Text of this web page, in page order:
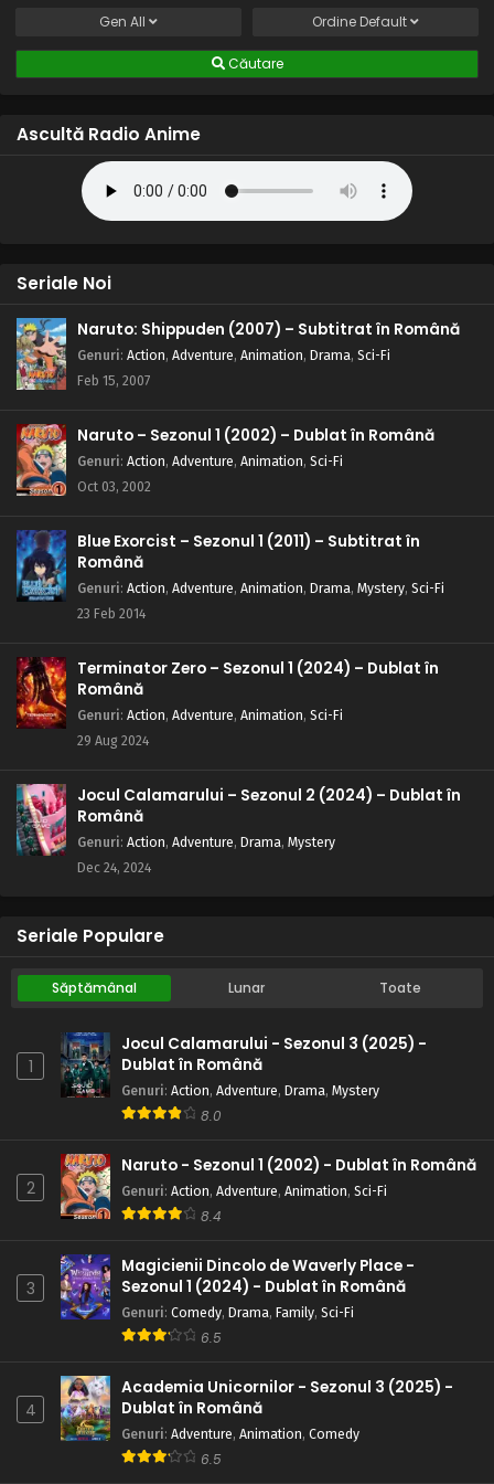
Regele Shaman – Sezonul 1 Episodul 16 –
Eps 16 - Dragostea lui Faust - 24 May, 2025
Regele Shaman – Sezonul 1 Episodul 15 –
Ucigașii oaselor
Eps 14 - Lupta șaman - 24 May, 2025
Regele Shaman – Sezonul 1 Episodul 13 – Steaua
Eps 13 - Steaua destinului - 24 May, 2025
Regele Shaman – Sezonul 1 Episodul 12 – Steaua
care anunță începutul
care cade în primăvară
Regele Shaman – Sezonul 1 Episodul 10 – Soarta
a 600 de ani
Eps 10 - Soarta a 600 de ani - 24 May, 2025
din Nord
Eps 9 - Băiatul din Nord - 24 May, 2025
Regele Shaman – Sezonul 1 Episodul 8 – Viața
pumnii furieri
Regele Shaman – Sezonul 1 Episodul 6 –
Maestrul Kung-Fu
Eps 6 - Maestrul Kung-Fu - 24 May, 2025
Regele Shaman – Sezonul 1 Episodul 5 – O
șamană care e matură pentru vârsta ei
Eps 5 - O șamană care e matură pentru vârsta ei - 24 May,
Regele Shaman – Sezonul 1 Episodul 4 – Unire
perfectă
Eps 4 - Unire perfectă - 24 May, 2025
Regele Shaman – Sezonul 1 Episodul 3 – Un alt
șaman
Eps 3 - Un alt șaman - 24 May, 2025
Gen All Ordine Default
Căutare
Ascultă Radio Anime
Seriale Noi
Naruto: Shippuden (2007) – Subtitrat în Română
Genuri: Action, Adventure, Animation, Drama, Sci-Fi
Feb 15, 2007
Naruto – Sezonul 1 (2002) – Dublat în Română
Genuri: Action, Adventure, Animation, Sci-Fi
Oct 03, 2002
Blue Exorcist – Sezonul 1 (2011) – Subtitrat în
Română
Genuri: Action, Adventure, Animation, Drama, Mystery, Sci-Fi
23 Feb 2014
Terminator Zero – Sezonul 1 (2024) – Dublat în
Română
Genuri: Action, Adventure, Animation, Sci-Fi
29 Aug 2024
Jocul Calamarului – Sezonul 2 (2024) – Dublat în
Română
Genuri: Action, Adventure, Drama, Mystery
Dec 24, 2024
Seriale Populare
Săptămânal Lunar Toate
1
Jocul Calamarului - Sezonul 3 (2025) -
Dublat în Română
Genuri: Action, Adventure, Drama, Mystery
8.0
2
Naruto - Sezonul 1 (2002) - Dublat în Română
Genuri: Action, Adventure, Animation, Sci-Fi
8.4
3
Magicienii Dincolo de Waverly Place -
Sezonul 1 (2024) - Dublat în Română
Genuri: Comedy, Drama, Family, Sci-Fi
6.5
4
Academia Unicornilor - Sezonul 3 (2025) -
Dublat în Română
Genuri: Adventure, Animation, Comedy
6.5